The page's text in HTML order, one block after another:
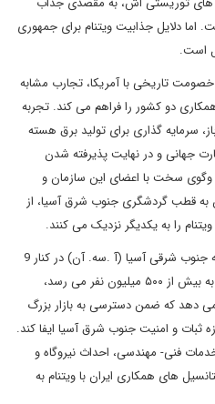
دلایل جذابیت ویتنام برای جمهوری
است.
تاریخی با آمریکا، تجارب مشابه
دو کشور را فراهم می کند. تجربه
سرمایه گذاری برای تولید برق هسته
جهانی و در نهایت پذیرفته شدن
حدود ۱۱ سال گفت وگوی سخت با اعضای این سازمان و
قطب گردشگری جنوب شرق آسیا، از
را به یکدیگر نزدیک می کنند.
از سوی دیگر عضویت ویتنام در اتحادیه جنوب شرقی آسیا (آ .سه. آن) در کنار 9
کشور دیگر این منطقه که جمعیت آنها به بیش از ۵۰۰ میلیون نفر می رسد،
می دهد که ضمن دسترسی به بازار بزرگ
و امنیت جنوب شرق آسیا ایفا کند.
فنی- مهندسی، احداث نیروگاه و
های همکاری ایران با ویتنام به